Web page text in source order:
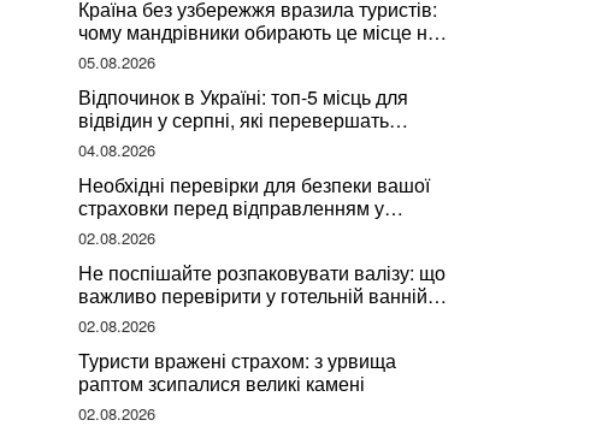
Країна без узбережжя вразила туристів:
чому мандрівники обирають це місце на
відпочинок
05.08.2026
Відпочинок в Україні: топ-5 місць для
відвідин у серпні, які перевершать
закордонні враження
04.08.2026
Необхідні перевірки для безпеки вашої
страховки перед відправленням у
подорож
02.08.2026
Не поспішайте розпаковувати валізу: що
важливо перевірити у готельній ванній
за словами досвідченої мандрівниці
02.08.2026
Туристи вражені страхом: з урвища
раптом зсипалися великі камені
02.08.2026